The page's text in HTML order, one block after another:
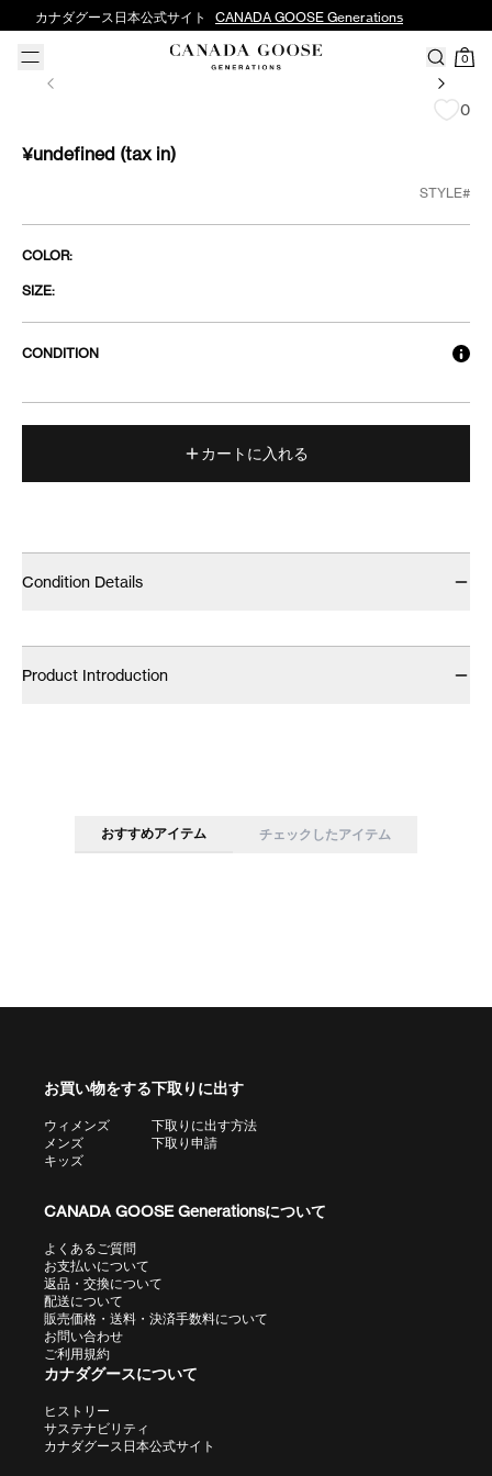
カナダグース日本公式サイト CANADA GOOSE Generations
0
0
¥undefined (tax in)
STYLE#
COLOR:
SIZE:
CONDITION
カートに入れる
Condition Details
Product Introduction
おすすめアイテム チェックしたアイテム
お買い物をする
ウィメンズ
メンズ
キッズ
下取りに出す
下取りに出す方法
下取り申請
CANADA GOOSE Generationsについて
よくあるご質問
お支払いについて
返品・交換について
配送について
販売価格・送料・決済手数料について
お問い合わせ
ご利用規約
カナダグースについて
ヒストリー
サステナビリティ
カナダグース日本公式サイト